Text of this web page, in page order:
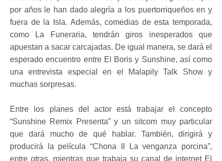
por años le han dado alegría a los puertorriqueños en y
fuera de la Isla. Además, comedias de esta temporada,
como La Funeraria, tendrán giros inesperados que
apuestan a sacar carcajadas. De igual manera, se dará el
esperado encuentro entre El Boris y Sunshine, así como
una entrevista especial en el Malapily Talk Show y
muchas sorpresas.
Entre los planes del actor está trabajar el concepto
“Sunshine Remix Presenta” y un sitcom muy particular
que dará mucho de qué hablar. También, dirigirá y
producirá la película “Chona II La venganza porcina”,
entre otras, mientras que trabaja su canal de internet El